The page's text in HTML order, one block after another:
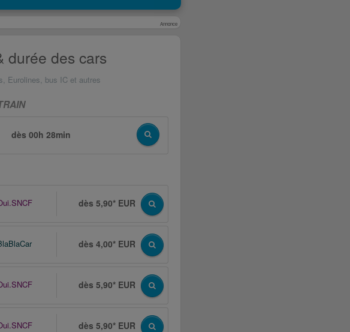
Annonce
durée des cars
Eurolines, bus IC et autres
dès00h 28min
dès 5,90* EUR
dès 4,00* EUR
dès 5,90* EUR
dès 5,90* EUR